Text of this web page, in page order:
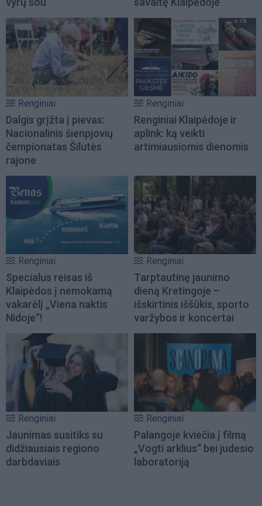
Renginiai
Dalgis grįžta į pievas:
Nacionalinis šienpjovių
čempionatas Šilutės
rajone
Renginiai
Renginiai Klaipėdoje ir
aplink: ką veikti
artimiausiomis dienomis
Renginiai
Specialus reisas iš
Klaipėdos į nemokamą
vakarėlį „Viena naktis
Nidoje“!
Renginiai
Tarptautinę jaunimo
dieną Kretingoje –
išskirtinis iššūkis, sporto
varžybos ir koncertai
Renginiai
Jaunimas susitiks su
didžiausiais regiono
darbdaviais
Renginiai
Palangoje kviečia į filmą
„Vogti arklius“ bei judesio
laboratoriją